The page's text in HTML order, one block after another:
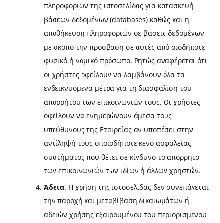
πληροφοριών της ιστοσελίδας για κατασκευή
βάσεων δεδομένων (databases) καθώς και η
αποθήκευση πληροφοριών σε βάσεις δεδομένων
με σκοπό την πρόσβαση σε αυτές από οιοδήποτε
φυσικό ή νομικό πρόσωπο. Ρητώς αναφέρεται ότι
οι χρήστες οφείλουν να λαμβάνουν όλα τα
ενδεικνυόμενα μέτρα για τη διασφάλιση του
απορρήτου των επικοινωνιών τους. Οι χρήστες
οφείλουν να ενημερώνουν άμεσα τους
υπεύθυνους της Εταιρείας αν υποπέσει στην
αντίληψή τους οποιοδήποτε κενό ασφαλείας
συστήματος που θέτει σε κίνδυνο το απόρρητο
των επικοινωνιών των ιδίων ή άλλων χρηστών.
Άδεια. H χρήση της ιστοσελίδας δεν συνεπάγεται
την παροχή και μεταβίβαση δικαιωμάτων ή
αδειών χρήσης εξαιρουμένου του περιορισμένου